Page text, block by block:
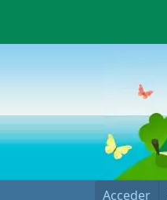
Acceder